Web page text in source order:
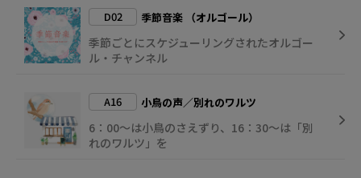
D02 季節音楽 （オルゴール）
季節ごとにスケジューリングされたオルゴー
ル・チャンネル
A16 小鳥の声／別れのワルツ
6：00～は小鳥のさえずり、16：30～は「別
れのワルツ」を